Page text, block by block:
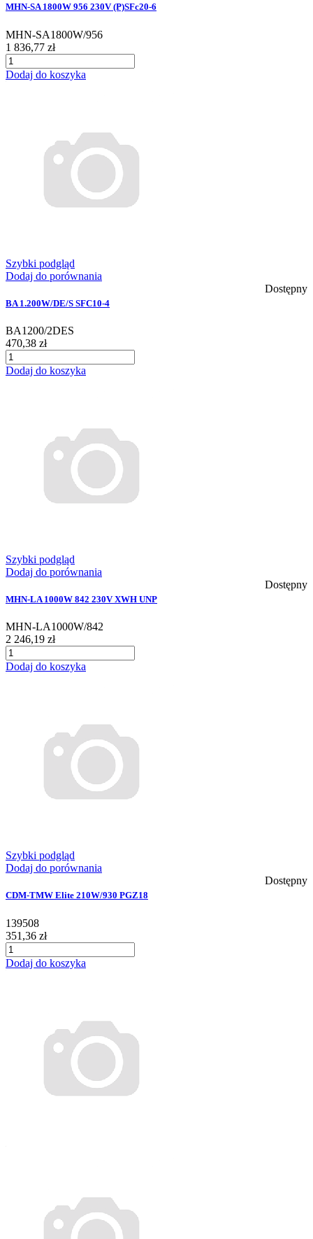
MHN-SA 1800W 956 230V (P)SFc20-6
MHN-SA1800W/956
1 836,77 zł
Dodaj do koszyka
Szybki podgląd
Dodaj do porównania
Dostępny
BA 1.200W/DE/S SFC10-4
BA1200/2DES
470,38 zł
Dodaj do koszyka
Szybki podgląd
Dodaj do porównania
Dostępny
MHN-LA 1000W 842 230V XWH UNP
MHN-LA1000W/842
2 246,19 zł
Dodaj do koszyka
Szybki podgląd
Dodaj do porównania
Dostępny
CDM-TMW Elite 210W/930 PGZ18
139508
351,36 zł
Dodaj do koszyka